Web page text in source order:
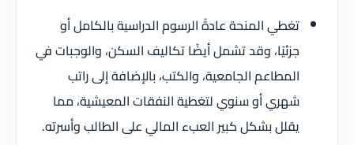
تغطي المنحة عادةً الرسوم الدراسية بالكامل أو
جزئيًا، وقد تشمل أيضًا تكاليف السكن، والوجبات في
المطاعم الجامعية، والكتب، بالإضافة إلى راتب
شهري أو سنوي لتغطية النفقات المعيشية، مما
يقلل بشكل كبير العبء المالي على الطالب وأسرته.